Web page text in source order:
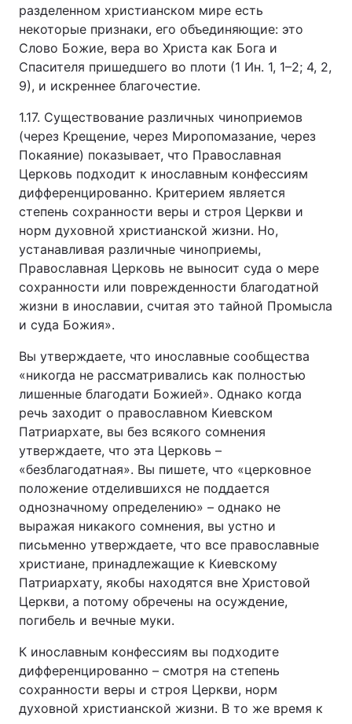
разделенном христианском мире есть
некоторые признаки, его объединяющие: это
Слово Божие, вера во Христа как Бога и
Спасителя пришедшего во плоти (1 Ин. 1, 1–2; 4, 2,
9), и искреннее благочестие.
1.17. Существование различных чиноприемов
(через Крещение, через Миропомазание, через
Покаяние) показывает, что Православная
Церковь подходит к инославным конфессиям
дифференцированно. Критерием является
степень сохранности веры и строя Церкви и
норм духовной христианской жизни. Но,
устанавливая различные чиноприемы,
Православная Церковь не выносит суда о мере
сохранности или поврежденности благодатной
жизни в инославии, считая это тайной Промысла
и суда Божия».
Вы утверждаете, что инославные сообщества
«никогда не рассматривались как полностью
лишенные благодати Божией». Однако когда
речь заходит о православном Киевском
Патриархате, вы без всякого сомнения
утверждаете, что эта Церковь –
«безблагодатная». Вы пишете, что «церковное
положение отделившихся не поддается
однозначному определению» – однако не
выражая никакого сомнения, вы устно и
письменно утверждаете, что все православные
христиане, принадлежащие к Киевскому
Патриархату, якобы находятся вне Христовой
Церкви, а потому обречены на осуждение,
погибель и вечные муки.
К инославным конфессиям вы подходите
дифференцированно – смотря на степень
сохранности веры и строя Церкви, норм
духовной христианской жизни. В то же время к